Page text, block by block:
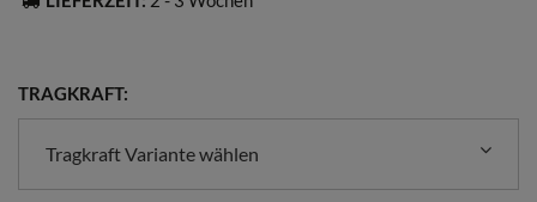
TRAGKRAFT:
Tragkraft Variante wählen